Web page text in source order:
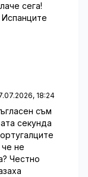
сега!
18:24
съм
секунда
че не
Честно